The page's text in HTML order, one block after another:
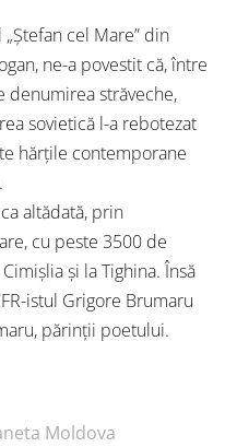
cel Mare” din
ne-a povestit că, între
denumirea străveche,
sovietică l-a rebotezat
hărţile contemporane
altădată, prin
cu peste 3500 de
şi la Tighina. Însă
istul Grigore Brumaru
părinţii poetului.
Moldova